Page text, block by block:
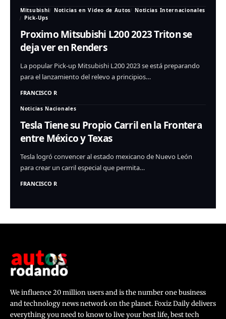
Mitsubishi Noticias en Video de Autos
Noticias Internacionales
Pick-Ups
Proximo Mitsubishi L200 2023 Triton se
deja ver en Renders
La popular Pick-up Mitsubishi L200 2023 se está preparando
para el lanzamiento del relevo a principios…
FRANCISCO R
Noticias Nacionales
Tesla Tiene su Propio Carril en la Frontera
entre México y Texas
Tesla logró convencer al estado mexicano de Nuevo León
para crear un carril especial que permita…
FRANCISCO R
We influence 20 million users and is the number one business
and technology news network on the planet. Foxiz Daily delivers
everything you need to know to live your best life, best tech